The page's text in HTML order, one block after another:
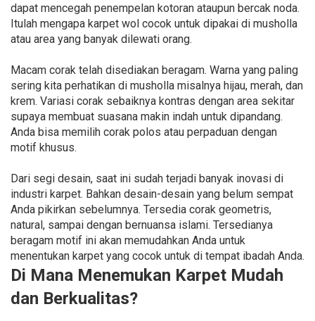
dapat mencegah penempelan kotoran ataupun bercak noda.
Itulah mengapa karpet wol cocok untuk dipakai di musholla
atau area yang banyak dilewati orang.
Macam corak telah disediakan beragam. Warna yang paling
sering kita perhatikan di musholla misalnya hijau, merah, dan
krem. Variasi corak sebaiknya kontras dengan area sekitar
supaya membuat suasana makin indah untuk dipandang.
Anda bisa memilih corak polos atau perpaduan dengan
motif khusus.
Dari segi desain, saat ini sudah terjadi banyak inovasi di
industri karpet. Bahkan desain-desain yang belum sempat
Anda pikirkan sebelumnya. Tersedia corak geometris,
natural, sampai dengan bernuansa islami. Tersedianya
beragam motif ini akan memudahkan Anda untuk
menentukan karpet yang cocok untuk di tempat ibadah Anda.
Di Mana Menemukan Karpet Mudah
dan Berkualitas?